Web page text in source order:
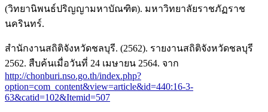
(วิทยานิพนธ์ปริญญามหาบัณฑิต). มหาวิทยาลัยราชภัฏราช
นครินทร์.
สำนักงานสถิติจังหวัดชลบุรี. (2562). รายงานสถิติจังหวัดชลบุรี
2562. สืบค้นเมื่อวันที่ 24 เมษายน 2564. จาก
http://chonburi.nso.go.th/index.php?
option=com_content&view=article&id=440:16-3-
63&catid=102&Itemid=507